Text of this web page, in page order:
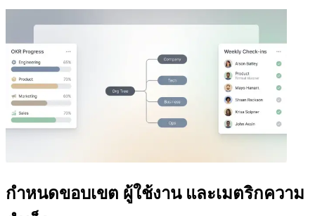
กำหนดขอบเขต ผู้ใช้งาน และเมตริกความ